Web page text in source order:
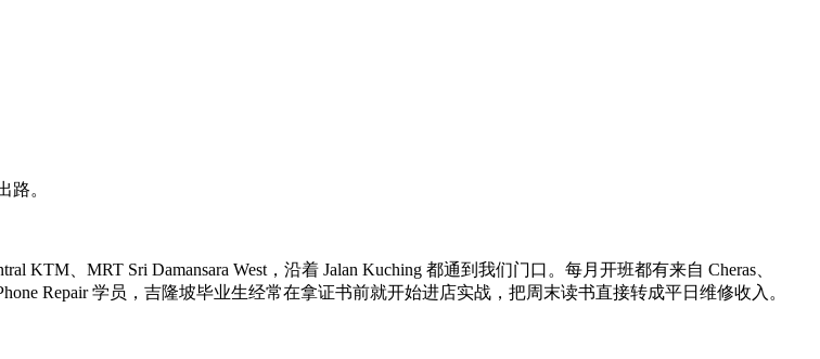
路。
KTM、MRT Sri Damansara West，沿着 Jalan Kuching 都通到我们门口。每月开班都有来自 Cheras、
Repair 学员，吉隆坡毕业生经常在拿证书前就开始进店实战，把周末读书直接转成平日维修收入。